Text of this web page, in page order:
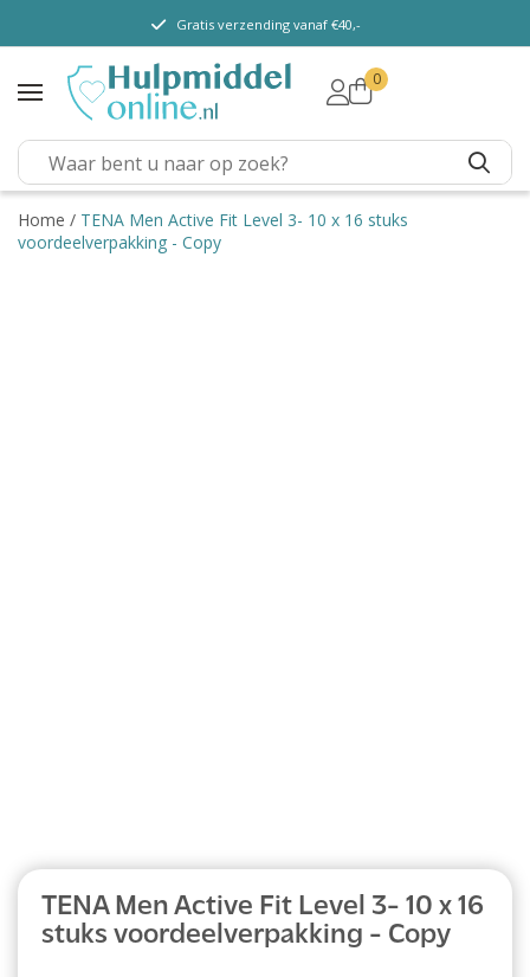
TENA Lady
TENA Men
TENA Pants (m/v)
TENA Flex
TENA Slip
Gratis verzending vanaf €40,-
0
Home / TENA Men Active Fit Level 3- 10 x 16 stuks
voordeelverpakking - Copy
TENA Men Active Fit Level 3- 10 x 16
stuks voordeelverpakking - Copy